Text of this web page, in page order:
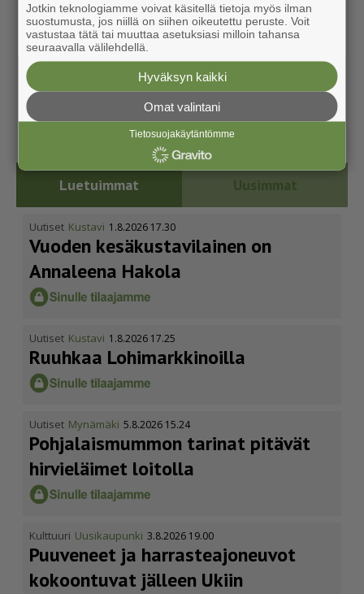
Luetuimmat Uusimmat
Uutiset Kustavi 1.8.2026 17.30
Vuoden kesäkus­ta­vi­lainen on
Annaleena Hakola
Uutiset Kustavi 1.8.2026 17.25
Ruuhkaa Lohimark­ki­noilla
Uutiset Mynämäki 5.8.2026 15.24
Pohja­lais­mummon tarinat pitävät
hirvieläimet loitolla
Kulttuuri Uusikaupunki 3.8.2026 19.00
Puuveneet ja harras­te­a­jo­neuvot
kokoontuvat jälleen Ukiin
Jotkin teknologiamme voivat käsitellä tietoja myös ilman
suostumusta, jos niillä on siihen oikeutettu peruste. Voit
vastustaa tätä tai muuttaa asetuksiasi milloin tahansa
seuraavalla välilehdellä.
Hyväksyn kaikki
Omat valintani
Tietosuojakäytäntömme